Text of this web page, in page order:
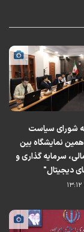
شورای سیاست
نمایشگاه بین
سرمایه گذاری و
دیجیتال"